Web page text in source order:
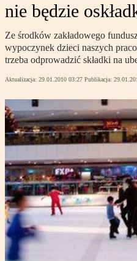
nie będzie
Ze środków zakładowego
wypoczynek dzieci naszych
trzeba odprowadzić składki na
Aktualizacja: 29.01.2010 03:27 Publikacja: